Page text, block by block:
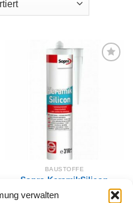
verwalten
BAUSTOFFE
Sopro KeramikSilicon
310ml versch. Farben
15,30€